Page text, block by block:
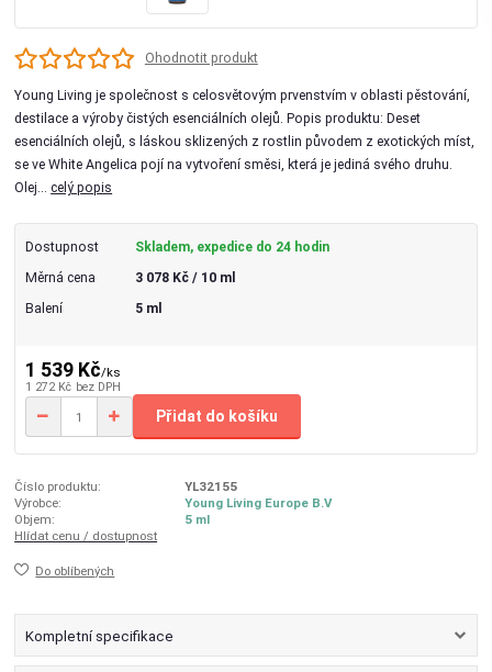
Ohodnotit produkt
Young Living je společnost s celosvětovým prvenstvím v oblasti pěstování,
destilace a výroby čistých esenciálních olejů. Popis produktu: Deset
esenciálních olejů, s láskou sklizených z rostlin původem z exotických míst,
se ve White Angelica pojí na vytvoření směsi, která je jediná svého druhu.
Olej...celý popis
Dostupnost Skladem, expedice do 24 hodin
Měrná cena 3 078 Kč / 10 ml
Balení 5 ml
1 539 Kč/ks
1 272 Kč bez DPH
Přidat do košíku
Číslo produktu:
YL32155
Výrobce:
Young Living Europe B.V
Objem:
5 ml
Hlídat cenu / dostupnost
Do oblíbených
Kompletní specifikace